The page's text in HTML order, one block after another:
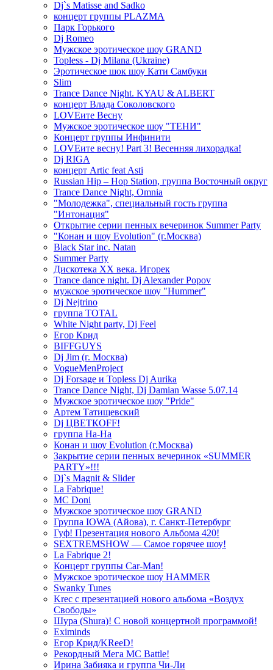
Dj`s Matisse and Sadko
концерт группы PLAZMA
Парк Горького
Dj Romeo
Мужское эротическое шоу GRAND
Topless - Dj Milana (Ukraine)
Эротическое шок шоу Кати Самбуки
Slim
Trance Dance Night. KYAU & ALBERT
концерт Влада Соколовского
LOVEите Весну
Мужское эротическое шоу "ТЕНИ"
Концерт группы Инфинити
LOVEите весну! Part 3! Весенняя лихорадка!
Dj RIGA
концерт Artic feat Asti
Russian Hip – Hop Station, группа Восточный округ
Trance Dance Night, Omnia
"Молодежка", специальный гость группа
"Интонация"
Открытие серии пенных вечеринок Summer Party
"Конан и шоу Evolution" (г.Москва)
Black Star inc. Natan
Summer Party
Дискотека ХХ века. Игорек
Trance dance night. Dj Alexander Popov
мужское эротическое шоу "Hummer"
Dj Nejtrino
группа TOTAL
White Night party, Dj Feel
Егор Крид
BIFFGUYS
Dj Jim (г. Москва)
VogueMenProject
Dj Forsage и Topless Dj Aurika
Trance Dance Night, Dj Damian Wasse 5.07.14
Мужское эротическое шоу "Pride"
Артем Татищевский
Dj ЦВЕТКOFF!
группа На-На
Конан и шоу Evolution (г.Москва)
Закрытие серии пенных вечеринок «SUMMER
PARTY»!!!
Dj`s Magnit & Slider
La Fabrique!
MC Doni
Мужское эротическое шоу GRAND
Группа IOWA (Айова), г. Санкт-Петербург
Гуф! Презентация нового Альбома 420!
SEXTREMSHOW — Самое горячее шоу!
La Fabrique 2!
Концерт группы Car-Man!
Мужское эротическое шоу HAMMER
Swanky Tunes
Krec с презентацией нового альбома «Воздух
Свободы»
Шура (Shura)! С новой концертной программой!
Eximinds
Егор Крид/KReeD!
Рекордный Мега МС Battle!
Ирина Забияка и группа Чи-Ли